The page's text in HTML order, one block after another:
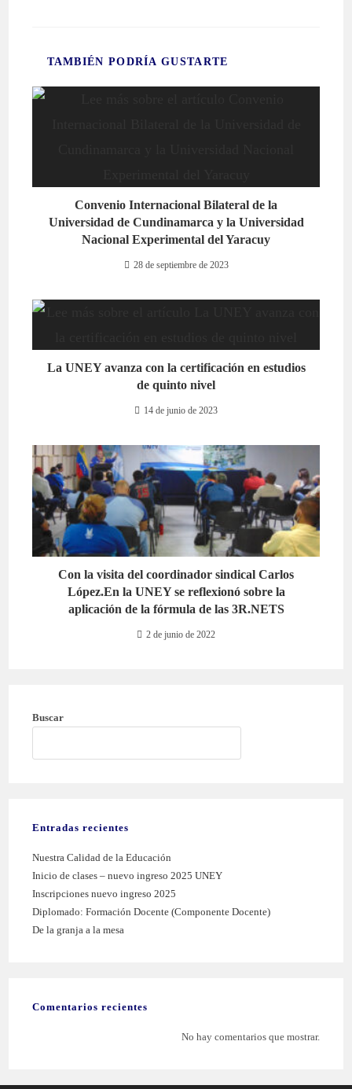
TAMBIÉN PODRÍA GUSTARTE
Convenio Internacional Bilateral de la
Universidad de Cundinamarca y la Universidad
Nacional Experimental del Yaracuy
28 de septiembre de 2023
La UNEY avanza con la certificación en estudios
de quinto nivel
14 de junio de 2023
Con la visita del coordinador sindical Carlos
López.En la UNEY se reflexionó sobre la
aplicación de la fórmula de las 3R.NETS
2 de junio de 2022
Buscar
Entradas recientes
Nuestra Calidad de la Educación
Inicio de clases – nuevo ingreso 2025 UNEY
Inscripciones nuevo ingreso 2025
Diplomado: Formación Docente (Componente Docente)
De la granja a la mesa
Comentarios recientes
No hay comentarios que mostrar.